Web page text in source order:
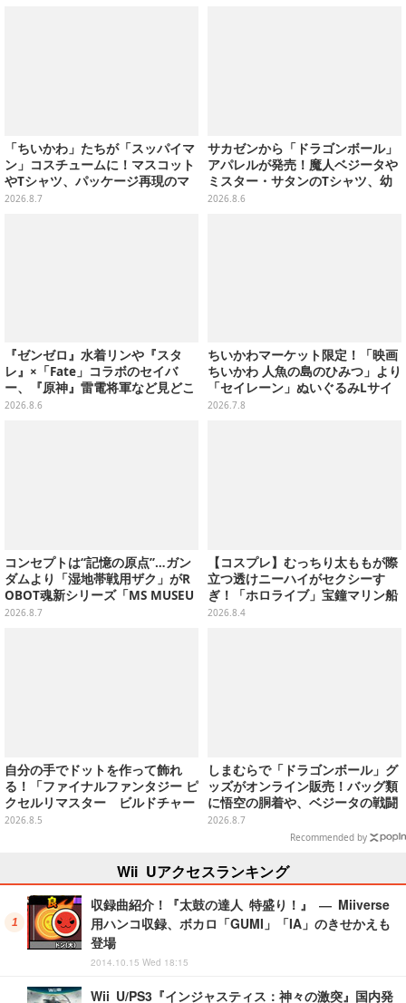
「ちいかわ」たちが「スッパイマ
ン」コスチュームに！マスコット
やTシャツ、パッケージ再現のマ
グネットなど全5アイテム
2026.8.7
サカゼンから「ドラゴンボール」
アパレルが発売！魔人ベジータや
ミスター・サタンのTシャツ、幼
少期悟空のパーカーなど幅広いデ
2026.8.6
『ゼンゼロ』水着リンや『スタ
レ』×「Fate」コラボのセイバ
ー、『原神』雷電将軍など見どこ
ろ満載！「ワンフェス」に出展の
2026.8.6
ちいかわマーケット限定！「映画
ちいかわ 人魚の島のひみつ」より
「セイレーン」ぬいぐるみLサイ
ズが7月24日より予約開始
2026.7.8
コンセプトは“記憶の原点”…ガン
ダムより「湿地帯戦用ザク」がR
OBOT魂新シリーズ「MS MUSEU
M」で商品化！博物館イメージの
2026.8.7
【コスプレ】むっちり太ももが際
立つ透けニーハイがセクシーす
ぎ！「ホロライブ」宝鐘マリン船
長が反則級の可愛いへそ出し姿で
2026.8.4
自分の手でドットを作って飾れ
る！「ファイナルファンタジー ピ
クセルリマスター ビルドチャー
ムコレクション Vol.3」が予約
2026.8.5
しまむらで「ドラゴンボール」グ
ッズがオンライン販売！バッグ類
に悟空の胴着や、ベジータの戦闘
服を大胆デザイン
2026.8.7
Recommended by
Wii Uアクセスランキング
収録曲紹介！『太鼓の達人 特盛り！』 ― Miiverse
用ハンコ収録、ボカロ「GUMI」「IA」のきせかえも
登場
2014.10.15 Wed 18:15
Wii U/PS3『インジャスティス：神々の激突』国内発